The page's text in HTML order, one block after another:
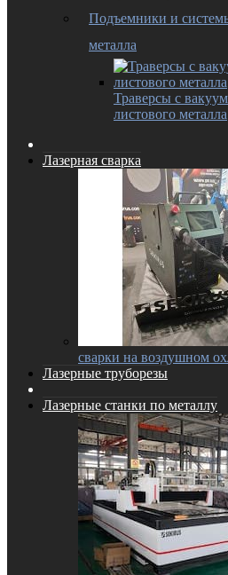
Подъемники и
металла
Траверсы с
листового металла
Лазерная сварка
сварки на воздушном
Лазерные труборезы
Лазерные станки по металлу